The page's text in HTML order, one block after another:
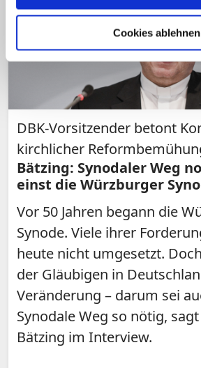
Cookies ablehnen
DBK-Vorsitzender betont
kirchlicher
Bätzing: Synodaler Weg
einst die Würzburger
Vor 50 Jahren begann die
Synode. Viele ihrer
heute nicht umgesetzt.
der Gläubigen in
Veränderung – darum sei
Synodale Weg so nötig,
Bätzing im Interview.